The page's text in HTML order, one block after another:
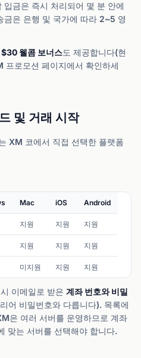
금은 즉시 처리되어 몇 분 안에
금은 은행 및 국가에 따라 2~5 영
$30 웰콤 보너스도 제공합니다(현
프로모션 페이지에서 확인하세
및 거래 시작
XM 코에서 직접 선택한 플랫폼
Mac iOS Android
지원 지원 지원
지원 지원 지원
미지원 지원 지원
이메일로 받은 계좌 번호와 비밀
어 비밀번호와 다릅니다). 목록에
은 여러 서버를 운영하므로 계좌
맞는 서버를 선택해야 합니다.